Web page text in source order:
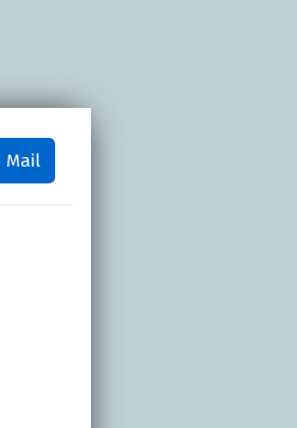
Mail